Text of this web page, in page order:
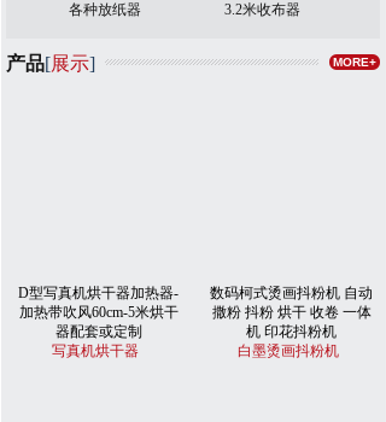
各种放纸器 3.2米收布器
产品[展示] MORE+
D型写真机烘干器加热器-
加热带吹风60cm-5米烘干
器配套或定制
写真机烘干器
数码柯式烫画抖粉机 自动
撒粉 抖粉 烘干 收卷 一体
机 印花抖粉机
白墨烫画抖粉机